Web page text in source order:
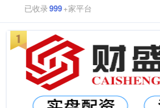
已收录999+家平台